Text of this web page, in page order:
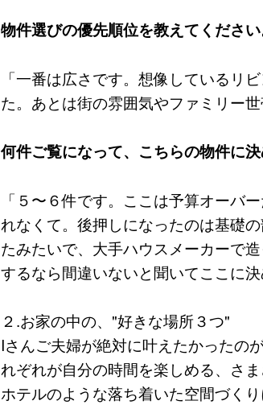
物件選びの優先順位を教えてください
「一番は広さです。想像しているリ
た。あとは街の雰囲気やファミリー
何件ご覧になって、こちらの物件に
「５〜６件です。ここは予算オーバ
れなくて。後押しになったのは基礎
たみたいで、大手ハウスメーカーで
するなら間違いないと聞いてここに決
２.お家の中の、"好きな場所３つ"
Iさんご夫婦が絶対に叶えたかったの
れぞれが自分の時間を楽しめる、さ
ホテルのような落ち着いた空間づく